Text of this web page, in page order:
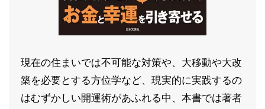
現在の住まいでは不可能な対策や、大移動や大改
築を必要とする方位学など、現実的に実践するの
はむずかしい開運術があふれる中、本書では著者